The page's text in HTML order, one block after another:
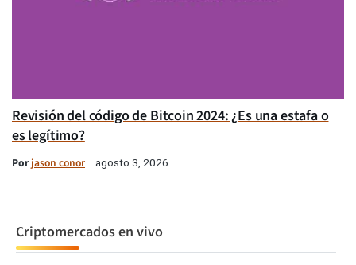
Revisión del código de Bitcoin 2024: ¿Es una estafa o
es legítimo?
Porjason conor agosto 3, 2026
Criptomercados en vivo